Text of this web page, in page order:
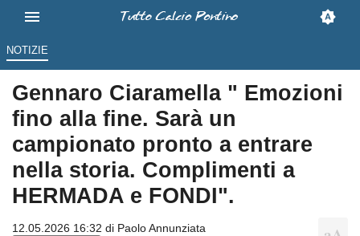
NOTIZIE
Gennaro Ciaramella " Emozioni
fino alla fine. Sarà un
campionato pronto a entrare
nella storia. Complimenti a
HERMADA e FONDI".
12.05.2026 16:32 di Paolo Annunziata